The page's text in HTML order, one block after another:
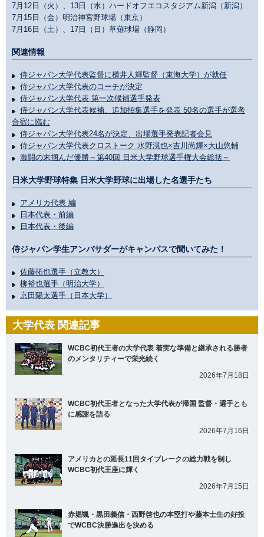
7月12日（火）、13日（水）ハードオフエコスタジアム新潟（新潟）
7月15日（金）明治神宮野球場（東京）
7月16日（土）、17日（日）草薙球場（静岡）
関連情報
侍ジャパン大学代表監督に横井人輝監督（東海大学）が就任
侍ジャパン大学代表のコーチが決定
侍ジャパン大学代表 第一次候補選手発表
侍ジャパン大学代表候補、追加招集選手を発表 50名の選手が選考
合宿に臨む
侍ジャパン大学代表24名が決定、出場選手発表記者会見
侍ジャパン大学代表クロストーク 水野滉也×吉川尚輝×大山悠輔
激闘の末掴んだ優勝～第40回 日米大学野球選手権大会総括～
日米大学野球特集 日米大学野球に出場した名選手たち
アメリカ代表 編
日本代表・前編
日本代表・後編
侍ジャパン学生アンバサダーがキャンパスで聞いてみた！
佐藤拓也選手（立教大）
柳裕也選手（明治大学）
京田陽太選手（日本大学）
大学代表 関連記事
WCBC初代王者の大学代表 着実な準備と継承される勝者
のメンタリティーで栄光続く
2026年7月18日
WCBC初代王者となった大学代表が帰国 監督・選手とも
に感謝を語る
2026年7月16日
アメリカとの延長11回タイブレークの総力戦を制し
WCBC初代王座に輝く
2026年7月15日
赤堀颯・黒田義信・西野啓也の本塁打や藤本士生の好投
でWCBC決勝進出を決める